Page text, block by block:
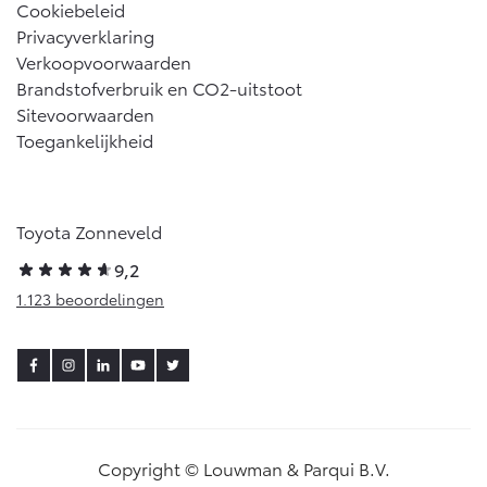
Cookiebeleid
Privacyverklaring
Verkoopvoorwaarden
Brandstofverbruik en CO2-uitstoot
Sitevoorwaarden
Toegankelijkheid
Toyota Zonneveld
9,2
1.123 beoordelingen
Copyright © Louwman & Parqui B.V.